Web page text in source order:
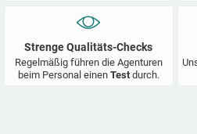
Strenge Qualitäts-Checks
Regelmäßig führen die Agenturen
beim Personal einen Test durch.